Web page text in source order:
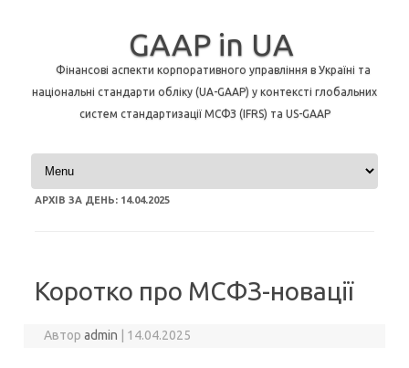
GAAP in UA
Фінансові аспекти корпоративного управління в Україні та
національні стандарти обліку (UA-GAAP) у контексті глобальних
систем стандартизації МСФЗ (IFRS) та US-GAAP
Перейти до контенту
АРХІВ ЗА ДЕНЬ: 14.04.2025
Коротко про МСФЗ-новації
Авторadmin 14.04.2025